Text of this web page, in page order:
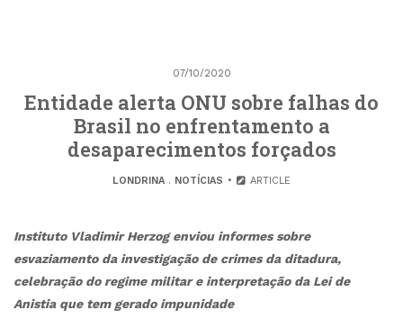
07/10/2020
Entidade alerta ONU sobre falhas do
Brasil no enfrentamento a
desaparecimentos forçados
LONDRINA. NOTÍCIAS ARTICLE
Instituto Vladimir Herzog enviou informes sobre
esvaziamento da investigação de crimes da ditadura,
celebração do regime militar e interpretação da Lei de
Anistia que tem gerado impunidade